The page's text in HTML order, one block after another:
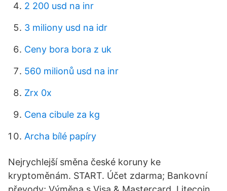
2 200 usd na inr
3 miliony usd na idr
Ceny bora bora z uk
560 milionů usd na inr
Zrx 0x
Cena cibule za kg
Archa bílé papíry
Nejrychlejší směna české koruny ke
kryptoměnám. START. Účet zdarma; Bankovní